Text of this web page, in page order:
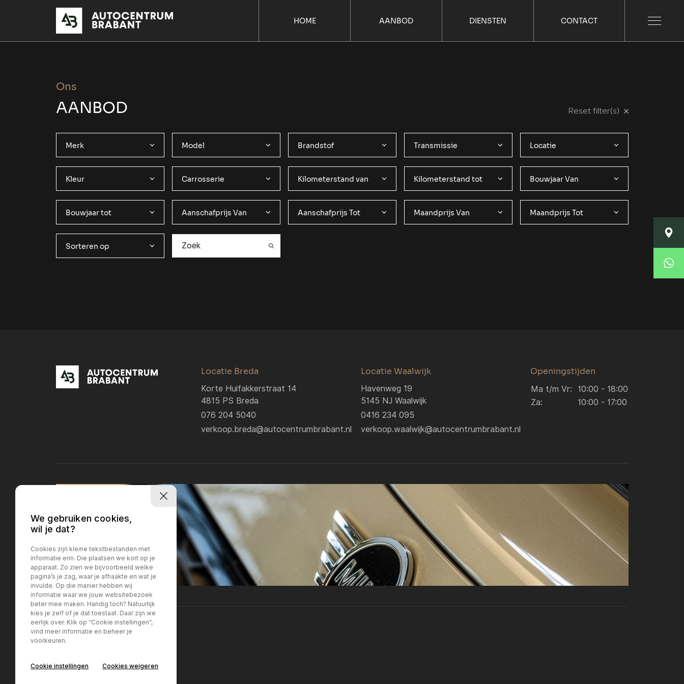
HOME AANBOD DIENSTEN CONTACT
Ons
AANBOD Reset filter(s)
Merk Model Brandstof Transmissie Locatie
Kleur Carrosserie Kilometerstand van Kilometerstand tot Bouwjaar Van
Bouwjaar tot Aanschafprijs Van Aanschafprijs Tot Maandprijs Van Maandprijs Tot
Sorteren op
Locatie Breda
Korte Huifakkerstraat 14
4815 PS Breda
076 204 5040
verkoop.breda@autocentrumbrabant.nl
Locatie Waalwijk
Havenweg 19
5145 NJ Waalwijk
0416 234 095
verkoop.waalwijk@autocentrumbrabant.nl
Openingstijden
Ma t/m Vr:
10:00 - 18:00
Za:
10:00 - 17:00
We gebruiken cookies,
wil je dat?
Cookies zijn kleine tekstbestanden met
informatie erin. Die plaatsen we kort op je
apparaat. Zo zien we bijvoorbeeld welke
pagina’s je zag, waar je afhaakte en wat je
invulde. Op die manier hebben wij
informatie waar we jouw websitebezoek
beter mee maken. Handig toch? Natuurlijk
kies je zelf of je dat toestaat. Daar zijn we
eerlijk over. Klik op “Cookie instellingen”,
vind meer informatie en beheer je
voorkeuren.
Cookie instellingen Cookies weigeren